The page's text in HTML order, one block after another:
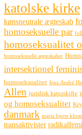
katolske kirke
kønsneutrale ægteskab
homoseksuelle par
homoseksualitet
homoseksuelle ægteskaber
intersektionel
homoseksualitet Jens-André
Allen juridisk kønsskifte
og homoseksualitet
danmark maria hjerte
transaktivister